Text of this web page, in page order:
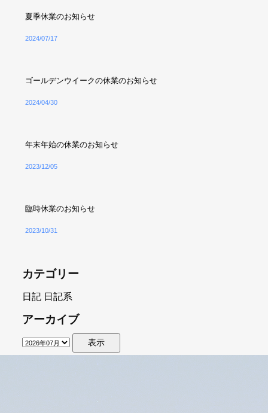
夏季休業のお知らせ
2024/07/17
ゴールデンウイークの休業のお知らせ
2024/04/30
年末年始の休業のお知らせ
2023/12/05
臨時休業のお知らせ
2023/10/31
カテゴリー
日記 日記系
アーカイブ